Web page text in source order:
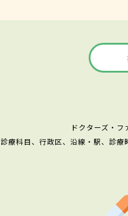
ドクターズ・
診療科目、行政区、沿線・駅、診